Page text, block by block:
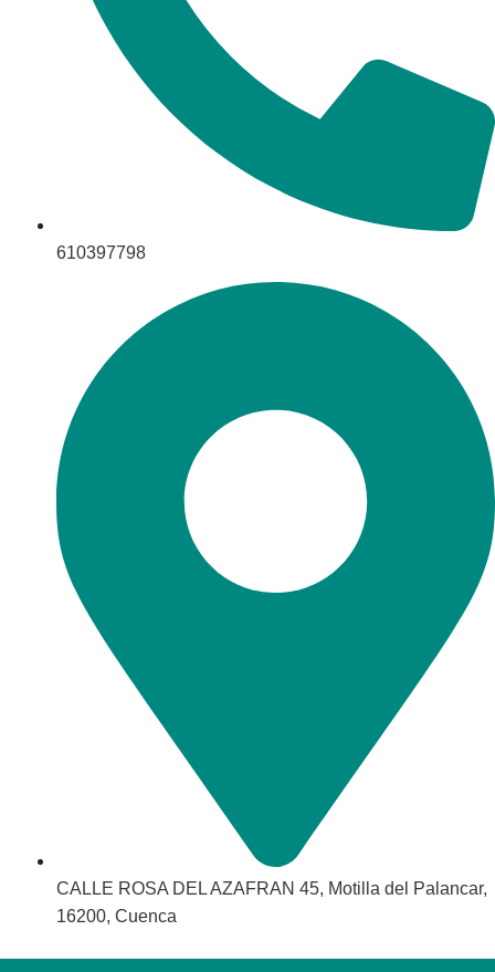
610397798
CALLE ROSA DEL AZAFRAN 45, Motilla del Palancar,
16200, Cuenca